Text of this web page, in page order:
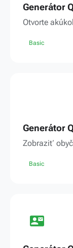
Generátor
Otvorte
Basic
Generátor
Zobraziť
Basic
contact_mail